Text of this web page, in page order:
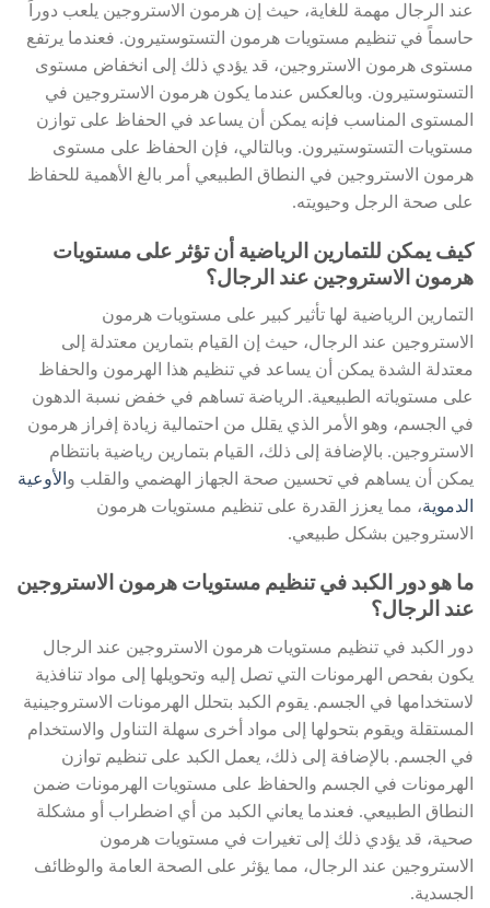
عند الرجال مهمة للغاية، حيث إن هرمون الاستروجين يلعب دوراً
حاسماً في تنظيم مستويات هرمون التستوستيرون. فعندما يرتفع
مستوى هرمون الاستروجين، قد يؤدي ذلك إلى انخفاض مستوى
التستوستيرون. وبالعكس عندما يكون هرمون الاستروجين في
المستوى المناسب فإنه يمكن أن يساعد في الحفاظ على توازن
مستويات التستوستيرون. وبالتالي، فإن الحفاظ على مستوى
هرمون الاستروجين في النطاق الطبيعي أمر بالغ الأهمية للحفاظ
على صحة الرجل وحيويته.
كيف يمكن للتمارين الرياضية أن تؤثر على مستويات
هرمون الاستروجين عند الرجال؟
التمارين الرياضية لها تأثير كبير على مستويات هرمون
الاستروجين عند الرجال، حيث إن القيام بتمارين معتدلة إلى
معتدلة الشدة يمكن أن يساعد في تنظيم هذا الهرمون والحفاظ
على مستوياته الطبيعية. الرياضة تساهم في خفض نسبة الدهون
في الجسم، وهو الأمر الذي يقلل من احتمالية زيادة إفراز هرمون
الاستروجين. بالإضافة إلى ذلك، القيام بتمارين رياضية بانتظام
يمكن أن يساهم في تحسين صحة الجهاز الهضمي والقلب والأوعية
الدموية، مما يعزز القدرة على تنظيم مستويات هرمون
الاستروجين بشكل طبيعي.
ما هو دور الكبد في تنظيم مستويات هرمون الاستروجين
عند الرجال؟
دور الكبد في تنظيم مستويات هرمون الاستروجين عند الرجال
يكون بفحص الهرمونات التي تصل إليه وتحويلها إلى مواد تنافذية
لاستخدامها في الجسم. يقوم الكبد بتحلل الهرمونات الاستروجينية
المستقلة ويقوم بتحولها إلى مواد أخرى سهلة التناول والاستخدام
في الجسم. بالإضافة إلى ذلك، يعمل الكبد على تنظيم توازن
الهرمونات في الجسم والحفاظ على مستويات الهرمونات ضمن
النطاق الطبيعي. فعندما يعاني الكبد من أي اضطراب أو مشكلة
صحية، قد يؤدي ذلك إلى تغيرات في مستويات هرمون
الاستروجين عند الرجال، مما يؤثر على الصحة العامة والوظائف
الجسدية.